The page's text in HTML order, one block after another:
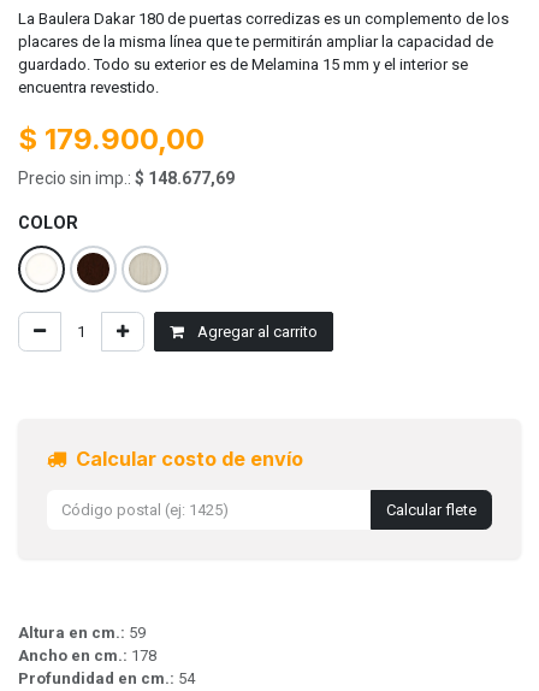
La Baulera Dakar 180 de puertas corredizas es un complemento de los
placares de la misma línea que te permitirán ampliar la capacidad de
guardado. Todo su exterior es de Melamina 15 mm y el interior se
encuentra revestido.
$ 179.900,00
Precio sin imp.: $ 148.677,69
COLOR
Agregar al carrito
Calcular costo de envío
Calcular flete
Altura en cm.: 59
Ancho en cm.: 178
Profundidad en cm.: 54